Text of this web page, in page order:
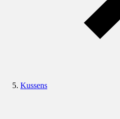
Kussens